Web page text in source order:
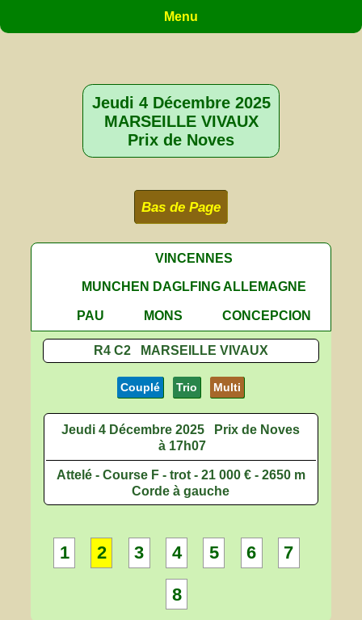
Menu
Jeudi 4 Décembre 2025
MARSEILLE VIVAUX
Prix de Noves
Bas de Page
VINCENNES
MUNCHEN DAGLFING ALLEMAGNE
PAU
MONS CONCEPCION
R4 C2 MARSEILLE VIVAUX
Couplé Trio Multi
Jeudi 4 Décembre 2025
Prix de Noves
à 17h07
Attelé - Course F - trot - 21 000 € - 2650 m
Corde à gauche
1 2 3 4 5 6 7
8